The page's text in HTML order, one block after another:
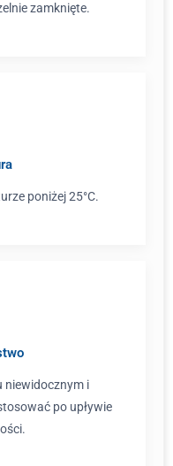
zamknięte.
poniżej 25°C.
niewidocznym i
po upływie